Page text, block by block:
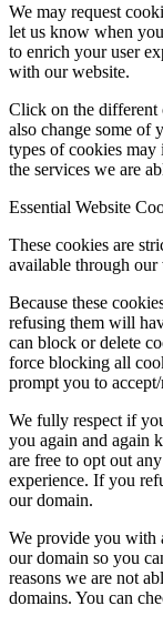
We may request
let us know when
to enrich your user
with our website.
Click on the different
also change some of
types of cookies may
the services we are
Essential Website
These cookies are
available through our
Because these
refusing them will
can block or delete
force blocking all
prompt you to
We fully respect if
you again and again
are free to opt out
experience. If you
our domain.
We provide you with
our domain so you
reasons we are not
domains. You can